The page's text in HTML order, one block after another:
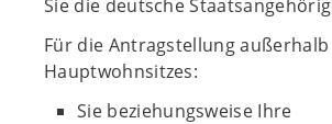
Sie die deutsche
Für die Antragstellung
Hauptwohnsitzes:
Sie beziehungsweise Ihre